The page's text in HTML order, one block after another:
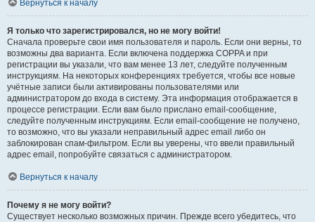
Вернуться к началу
Я только что зарегистрировался, но не могу войти!
Сначала проверьте свои имя пользователя и пароль. Если они верны, то
возможны два варианта. Если включена поддержка COPPA и при
регистрации вы указали, что вам менее 13 лет, следуйте полученным
инструкциям. На некоторых конференциях требуется, чтобы все новые
учётные записи были активированы пользователями или
администратором до входа в систему. Эта информация отображается в
процессе регистрации. Если вам было прислано email-сообщение,
следуйте полученным инструкциям. Если email-сообщение не получено,
то возможно, что вы указали неправильный адрес email либо он
заблокирован спам-фильтром. Если вы уверены, что ввели правильный
адрес email, попробуйте связаться с администратором.
Вернуться к началу
Почему я не могу войти?
Существует несколько возможных причин. Прежде всего убедитесь, что